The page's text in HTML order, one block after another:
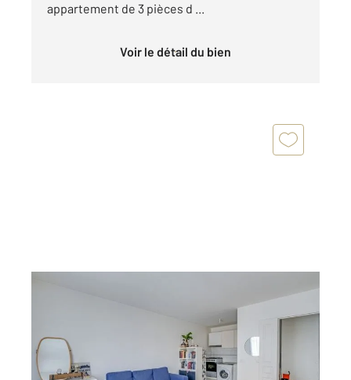
appartement de 3 pièces d ...
Voir le détail du bien
Appartement F2 à vendre